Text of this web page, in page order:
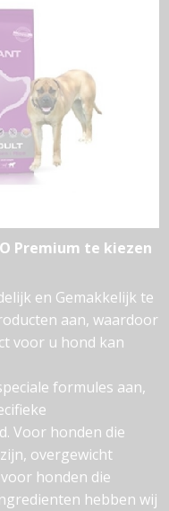
Premium te kiezen
en Gemakkelijk te
aan, waardoor
voor u hond kan
formules aan,
Voor honden die
overgewicht
honden die
hebben wij